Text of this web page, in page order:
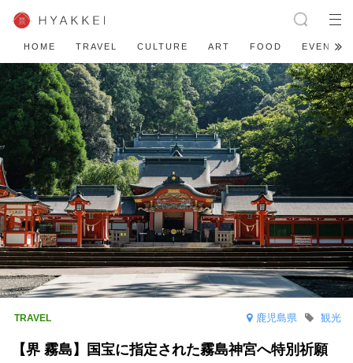
HOME TRAVEL CULTURE ART FOOD EVENT
鹿児島県 観光
【界 霧島】国宝に指定された霧島神宮へ特別祈願